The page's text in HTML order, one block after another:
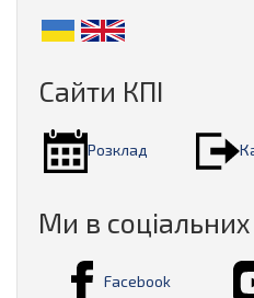
Сайти КПІ
Розклад
Ми в
Facebook